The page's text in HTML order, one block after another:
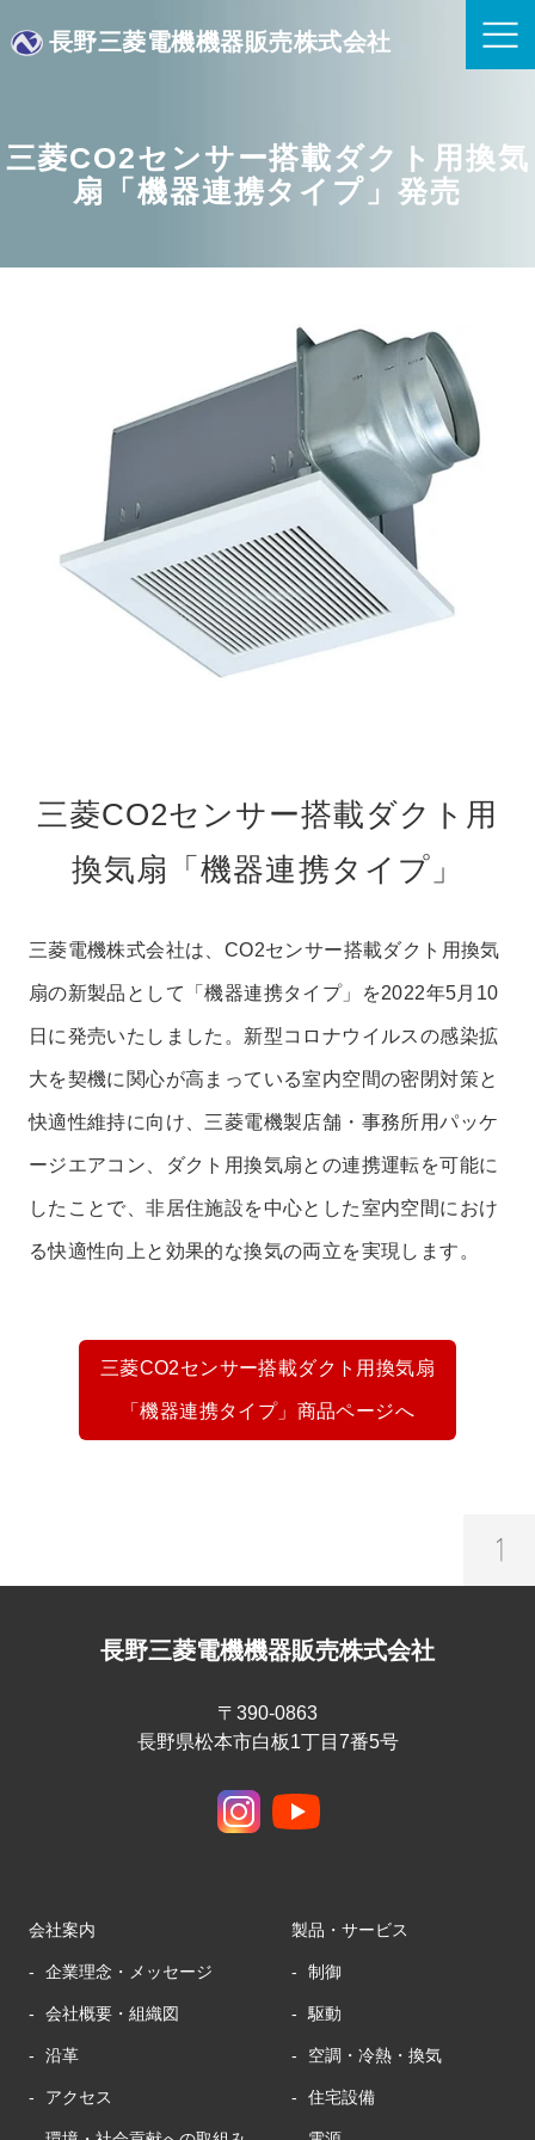
長野三菱電機機器販売株式会社
三菱CO2センサー搭載ダクト用換気
扇「機器連携タイプ」発売
三菱CO2センサー搭載ダクト用
換気扇「機器連携タイプ」
三菱電機株式会社は、CO2センサー搭載ダクト用換気
扇の新製品として「機器連携タイプ」を2022年5月10
日に発売いたしました。新型コロナウイルスの感染拡
大を契機に関心が高まっている室内空間の密閉対策と
快適性維持に向け、三菱電機製店舗・事務所用パッケ
ージエアコン、ダクト用換気扇との連携運転を可能に
したことで、非居住施設を中心とした室内空間におけ
る快適性向上と効果的な換気の両立を実現します。
三菱CO2センサー搭載ダクト用換気扇
「機器連携タイプ」商品ページへ
長野三菱電機機器販売株式会社
〒390-0863
長野県松本市白板1丁目7番5号
会社案内
企業理念・メッセージ
会社概要・組織図
沿革
アクセス
製品・サービス
制御
駆動
空調・冷熱・換気
住宅設備